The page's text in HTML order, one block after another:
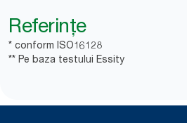
Referințe
* conform ISO16128
** Pe baza testului Essity